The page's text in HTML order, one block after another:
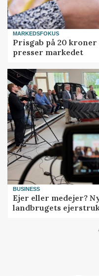
MARKEDSFOKUS
Prisgab på 20
presser markedet
BUSINESS
Ejer eller medejer?
landbrugets